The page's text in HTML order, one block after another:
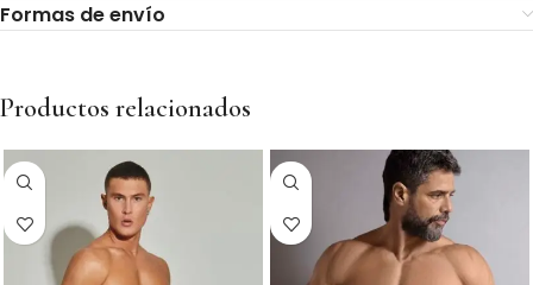
Formas de envío
Productos relacionados